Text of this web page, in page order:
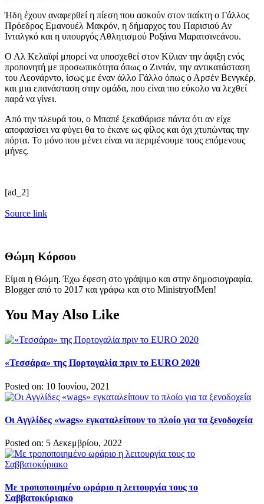
Ήδη έχουν αναφερθεί η πίεση που ασκούν στον παίκτη ο Γάλλος
Πρόεδρος Εμανουέλ Μακρόν, η δήμαρχος του Παρισιού Αν
Ινταλγκό και η υπουργός Αθλητισμού Ροξάνα Μαρατσινεάνου.
Ο Αλ Κελαϊφί μπορεί να υποσχεθεί στον Κίλιαν την άφιξη ενός
προπονητή με προσωπικότητα όπως ο Ζιντάν, την αντικατάσταση
του Λεονάρντο, ίσως με έναν άλλο Γάλλο όπως ο Αρσέν Βενγκέρ,
και μια επανάσταση στην ομάδα, που είναι πιο εύκολο να λεχθεί
παρά να γίνει.
Από την πλευρά του, ο Μπαπέ ξεκαθάρισε πάντα ότι αν είχε
αποφασίσει να φύγει θα το έκανε ως φίλος και όχι χτυπώντας την
πόρτα. Το μόνο που μένει είναι να περιμένουμε τους επόμενους
μήνες.
[ad_2]
Source link
Θώμη Κόρσου
Είμαι η Θώμη. Έχω έφεση στο γράψιμο και στην δημοσιογραφία.
Blogger από το 2017 και γράφω και στο MinistryofMen!
You May Also Like
«Τεσσάρα» της Πορτογαλία πριν το EURO 2020
Posted on: 10 Ιουνίου, 2021
Οι Αγγλίδες «wags» εγκαταλείπουν το πλοίο για τα ξενοδοχεία
Posted on: 5 Δεκεμβρίου, 2022
Με τροποποιημένο ωράριο η λειτουργία τους το
Σαββατοκύριακο